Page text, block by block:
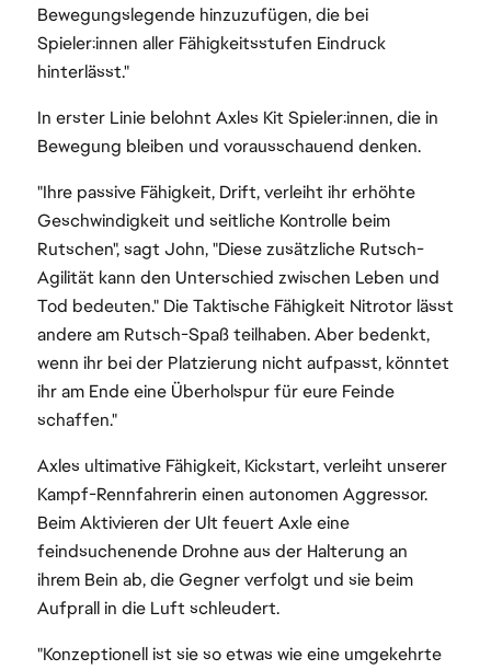
Bewegungslegende hinzuzufügen, die bei
Spieler:innen aller Fähigkeitsstufen Eindruck
hinterlässt."
In erster Linie belohnt Axles Kit Spieler:innen, die in
Bewegung bleiben und vorausschauend denken.
"Ihre passive Fähigkeit, Drift, verleiht ihr erhöhte
Geschwindigkeit und seitliche Kontrolle beim
Rutschen", sagt John, "Diese zusätzliche Rutsch-
Agilität kann den Unterschied zwischen Leben und
Tod bedeuten." Die Taktische Fähigkeit Nitrotor lässt
andere am Rutsch-Spaß teilhaben. Aber bedenkt,
wenn ihr bei der Platzierung nicht aufpasst, könntet
ihr am Ende eine Überholspur für eure Feinde
schaffen."
Axles ultimative Fähigkeit, Kickstart, verleiht unserer
Kampf-Rennfahrerin einen autonomen Aggressor.
Beim Aktivieren der Ult feuert Axle eine
feindsuchenende Drohne aus der Halterung an
ihrem Bein ab, die Gegner verfolgt und sie beim
Aufprall in die Luft schleudert.
"Konzeptionell ist sie so etwas wie eine umgekehrte